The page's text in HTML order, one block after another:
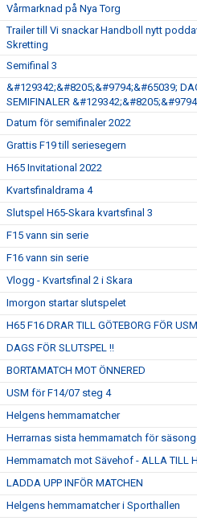
Vårmarknad på Nya Torg
Trailer till Vi snackar Handboll nytt
Skretting
Semifinal 3
&#129342;&#8205;&#9794;&#65039;
SEMIFINALER
Datum för semifinaler 2022
Grattis F19 till seriesegern
H65 Invitational 2022
Kvartsfinaldrama 4
Slutspel H65-Skara kvartsfinal 3
F15 vann sin serie
F16 vann sin serie
Vlogg - Kvartsfinal 2 i Skara
Imorgon startar slutspelet
H65 F16 DRAR TILL GÖTEBORG FÖR
DAGS FÖR SLUTSPEL !!
BORTAMATCH MOT ÖNNERED
USM för F14/07 steg 4
Helgens hemmamatcher
Herrarnas sista hemmamatch för
Hemmamatch mot Sävehof - ALLA TILL
LADDA UPP INFÖR MATCHEN
Helgens hemmamatcher i Sporthallen